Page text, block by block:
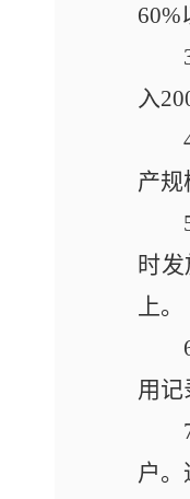
60%
入
产
时
上。
用记
户